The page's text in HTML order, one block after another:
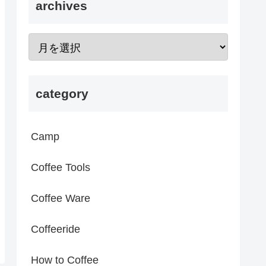
archives
category
Camp
Coffee Tools
Coffee Ware
Coffeeride
How to Coffee